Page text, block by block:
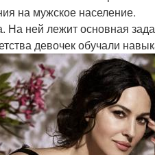
на мужское население.
ней лежит основная
девочек обучали